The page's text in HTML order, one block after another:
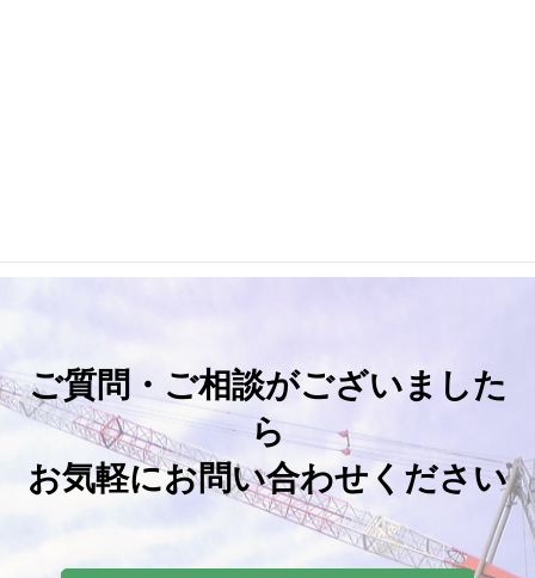
ご質問・ご相談がございました
ら
お気軽にお問い合わせください